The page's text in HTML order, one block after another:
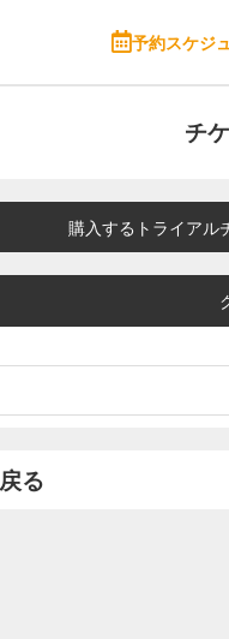
予約スケジ
チ
購入するトライアル
戻る